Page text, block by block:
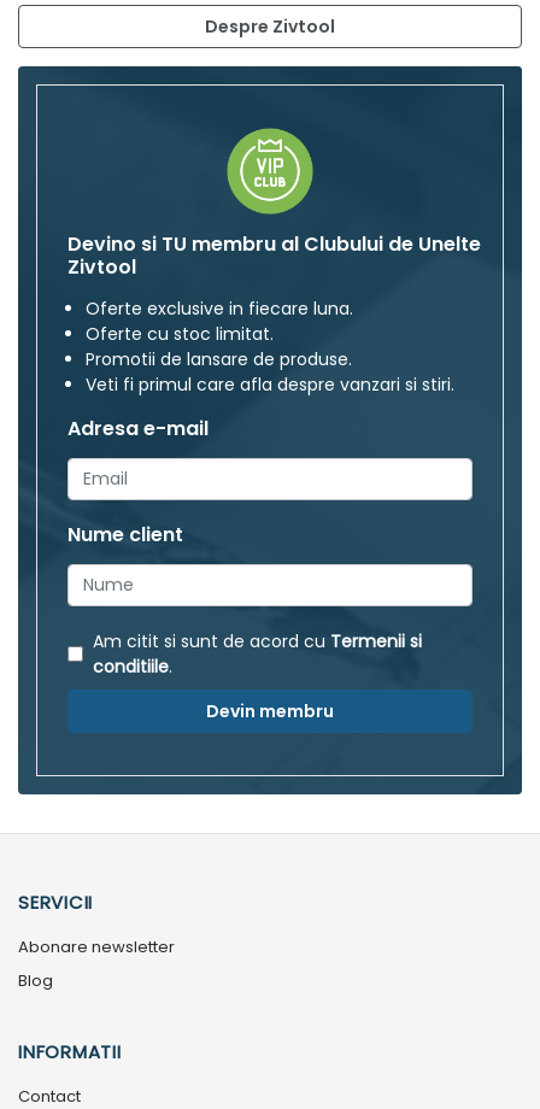
Despre Zivtool
Devino si TU membru al Clubului de Unelte
Zivtool
Oferte exclusive in fiecare luna.
Oferte cu stoc limitat.
Promotii de lansare de produse.
Veti fi primul care afla despre vanzari si stiri.
Adresa e-mail
Nume client
Am citit si sunt de acord cu Termenii si
conditiile.
Devin membru
SERVICII
Abonare newsletter
Blog
INFORMATII
Contact